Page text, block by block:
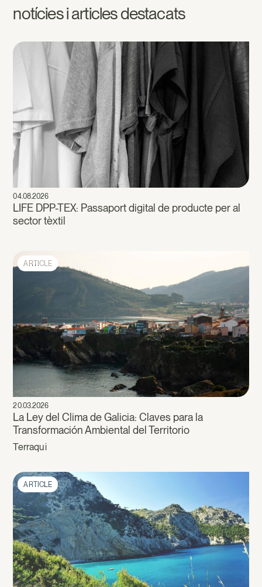
notícies i articles destacats
04.08.2026
LIFE DPP-TEX: Passaport digital de producte per al
sector tèxtil
ARTICLE
20.03.2026
La Ley del Clima de Galicia: Claves para la
Transformación Ambiental del Territorio
Terraqui
ARTICLE